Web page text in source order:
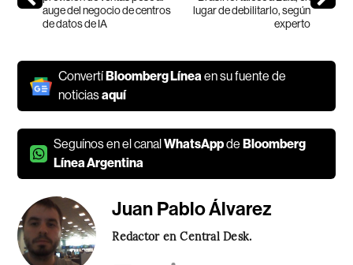
auge del negocio de centros
de datos de IA
lugar de debilitarlo, según
experto
Convertí Bloomberg Líneaen su fuente de
noticiasaquí
Seguínos en el canalWhatsAppde Bloomberg
Línea Argentina
Juan Pablo Álvarez
Redactor en Central Desk.